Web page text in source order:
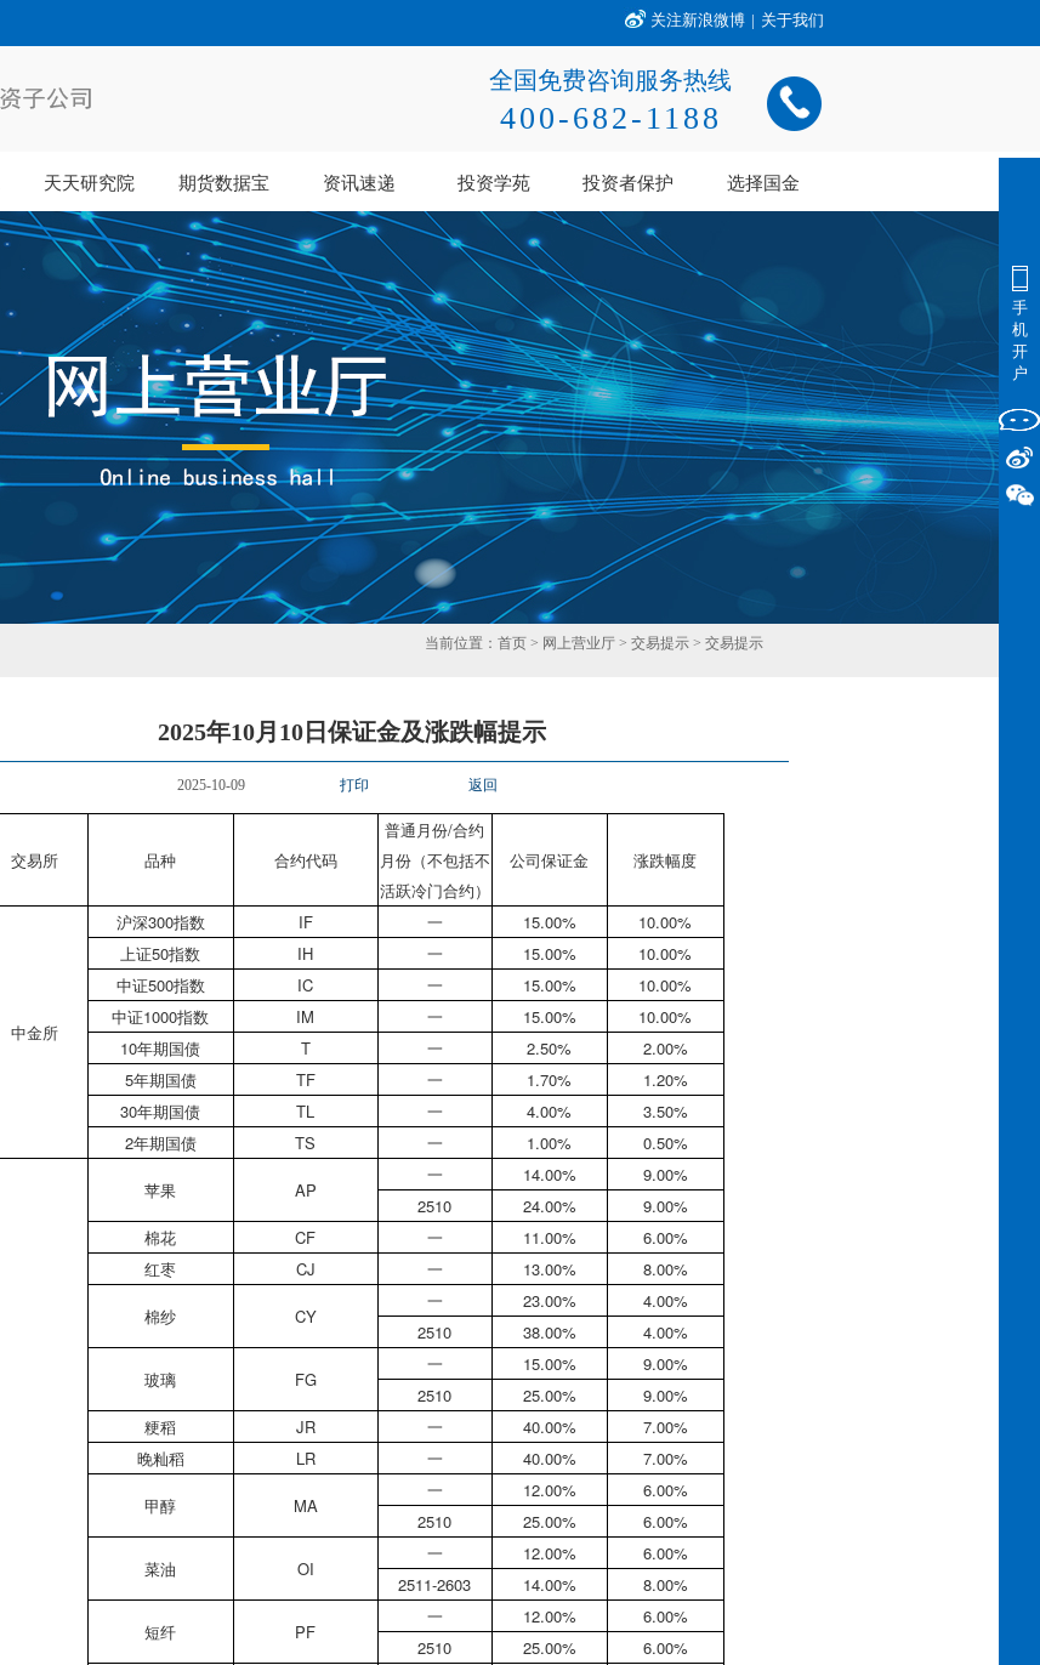
关注新浪微博 | 关于我们
全国免费咨询服务热线
400-682-1188
天天研究院 期货数据宝 资讯速递 投资学苑 投资者保护 选择国金
当前位置： 首页 > 网上营业厅 > 交易提示 > 交易提示
2025年10月10日保证金及涨跌幅提示
2025-10-09 打印 返回
交易所 品种 合约代码
普通月份/合约
月份（不包括不
活跃冷门合约）
公司保证金 涨跌幅度
中金所
沪深300指数 IF 一 15.00%
10.00%
上证50指数
IH 一 15.00%
10.00%
中证500指数
IC 一 15.00%
10.00%
中证1000指数
IM 一 15.00%
10.00%
10年期国债
T 一 2.50%
2.00%
5年期国债
TF 一 1.70%
1.20%
30年期国债
TL 一 4.00%
3.50%
2年期国债
TS 一 1.00% 0.50%
苹果 AP
一 14.00%
9.00%
2510
24.00%
9.00%
棉花
CF 一 11.00%
6.00%
红枣
CJ 一 13.00% 8.00%
棉纱 CY
一 23.00%
4.00%
2510
38.00% 4.00%
玻璃 FG
一 15.00%
9.00%
2510
25.00%
9.00%
粳稻
JR 一 40.00%
7.00%
晚籼稻
LR 一 40.00% 7.00%
甲醇 MA
一 12.00%
6.00%
2510
25.00% 6.00%
菜油 OI
一 12.00%
6.00%
2511-2603
14.00% 8.00%
短纤 PF
一 12.00%
6.00%
2510
25.00% 6.00%
手
机
开
户